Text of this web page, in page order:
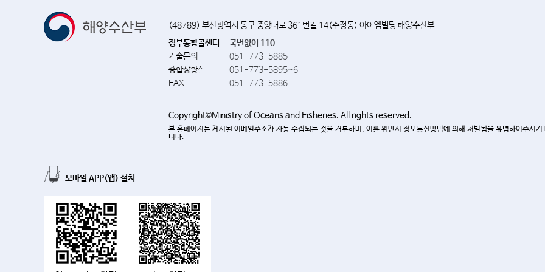
(48789) 부산광역시 동구 중앙대로 361번길 14(수정동) 아이엠빌딩 해양수산부
정부통합콜센터
국번없이 110
기술문의
051-773-5885
종합상황실
051-773-5895~6
FAX
051-773-5886
Copyright©Ministry of Oceans and Fisheries. All rights reserved.
본 홈페이지는 게시된 이메일주소가 자동 수집되는 것을 거부하며, 이를 위반시 정보통신망법에 의해 처벌됨을 유념하여주시기
니다.
모바일 APP(앱) 설치